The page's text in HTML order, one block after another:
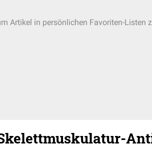
Artikel in persönlichen Favoriten-Listen